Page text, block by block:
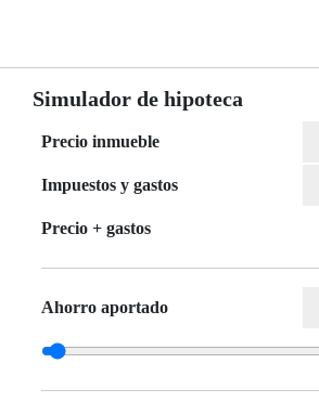
Simulador de hipoteca
Precio inmueble
Impuestos y gastos
Precio + gastos
Ahorro aportado